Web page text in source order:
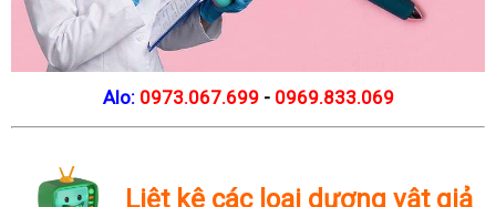
Alo: 0973.067.699 - 0969.833.069
Liệt kê các loại dương vật giả